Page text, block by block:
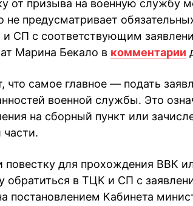
от призыва на военную службу
не предусматривает
СП с соответствующим
Марина Бекало в комментарии
что самое главное — подать
военной службы. Это
на сборный пункт или
части.
повестку для прохождения ВВК
обратиться в ТЦК и СП с
постановлением Кабинета